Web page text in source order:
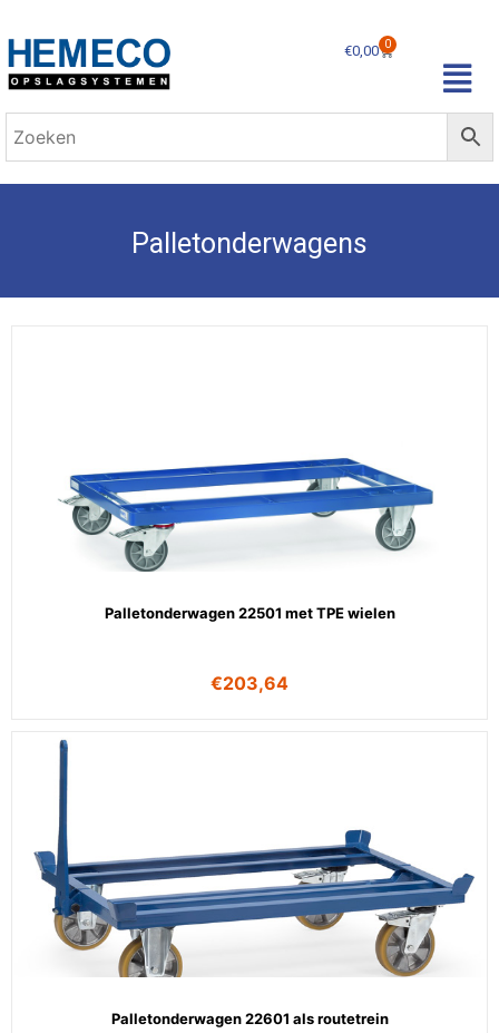
€0,00 0
Palletonderwagens
Palletonderwagen 22501 met TPE wielen
€203,64
Palletonderwagen 22601 als routetrein